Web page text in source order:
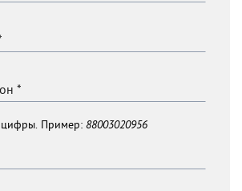
цифры. Пример: 88003020956